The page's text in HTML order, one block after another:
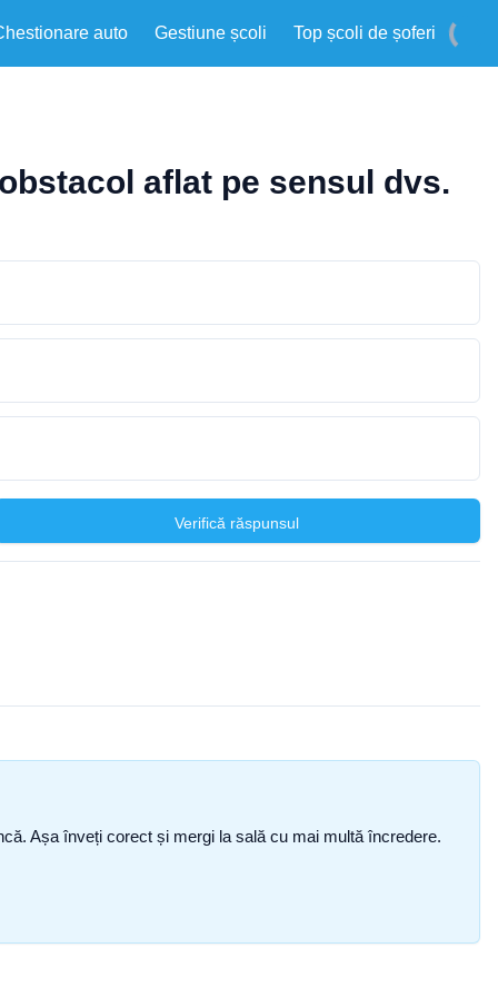
auto Gestiune școli Top școli de șoferi
aflat pe sensul dvs.
Verifică răspunsul
Așa înveți corect și mergi la sală cu mai multă încredere.